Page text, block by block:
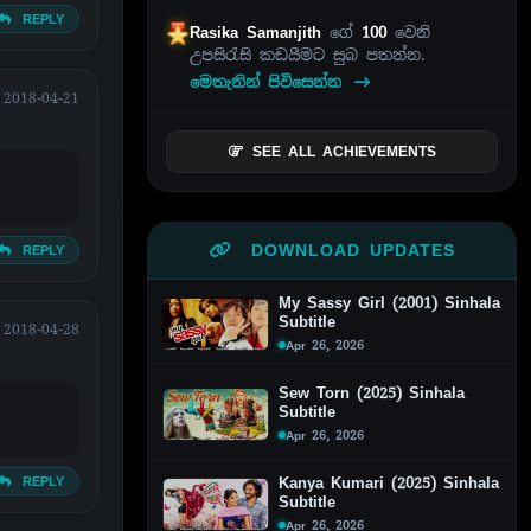
REPLY
04-21
REPLY
04-28
REPLY
Rasika Samanjithගේ 100වෙනි
උපසිරැසි කඩයීමට සුබ පතන්න.
මෙතැනින් පිවිසෙන්න
SEE ALL ACHIEVEMENTS
DOWNLOAD UPDATES
My Sassy Girl (2001) Sinhala
Subtitle
Apr 26, 2026
Sew Torn (2025) Sinhala
Subtitle
Apr 26, 2026
Kanya Kumari (2025) Sinhala
Subtitle
Apr 26, 2026